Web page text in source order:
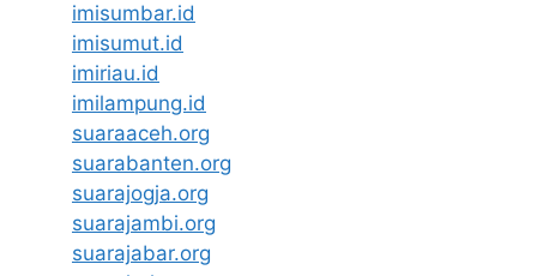
imisumbar.id
imisumut.id
imiriau.id
imilampung.id
suaraaceh.org
suarabanten.org
suarajogja.org
suarajambi.org
suarajabar.org